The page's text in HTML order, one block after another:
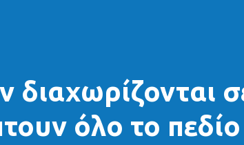
διαχωρίζονται
όλο το